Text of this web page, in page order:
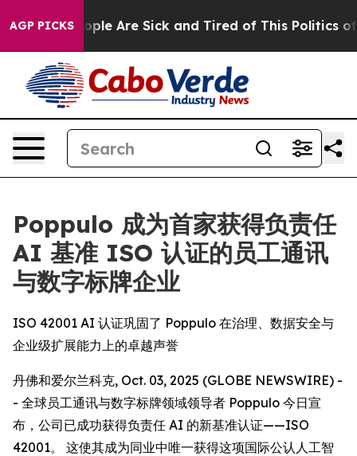
AGP PICKS
Win: “People Are Sick and Tired of This Politics of
Poppulo 成为首家获得负责任
AI 基准 ISO 认证的员工通讯
与数字标牌企业
ISO 42001 AI 认证巩固了 Poppulo 在治理、数据安全与
企业级扩展能力上的卓越声誉
丹佛和爱尔兰科克, Oct. 03, 2025 (GLOBE NEWSWIRE) -
- 全球员工通讯与数字标牌领域领导者 Poppulo 今日宣
布，公司已成功获得负责任 AI 的新基准认证——ISO
42001。 这使其成为同业中唯一获得这项国际公认人工智